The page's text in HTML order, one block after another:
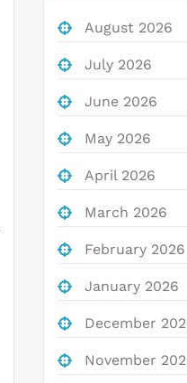
August 2026
July 2026
June 2026
May 2026
April 2026
March 2026
February 2026
January 2026
December
November